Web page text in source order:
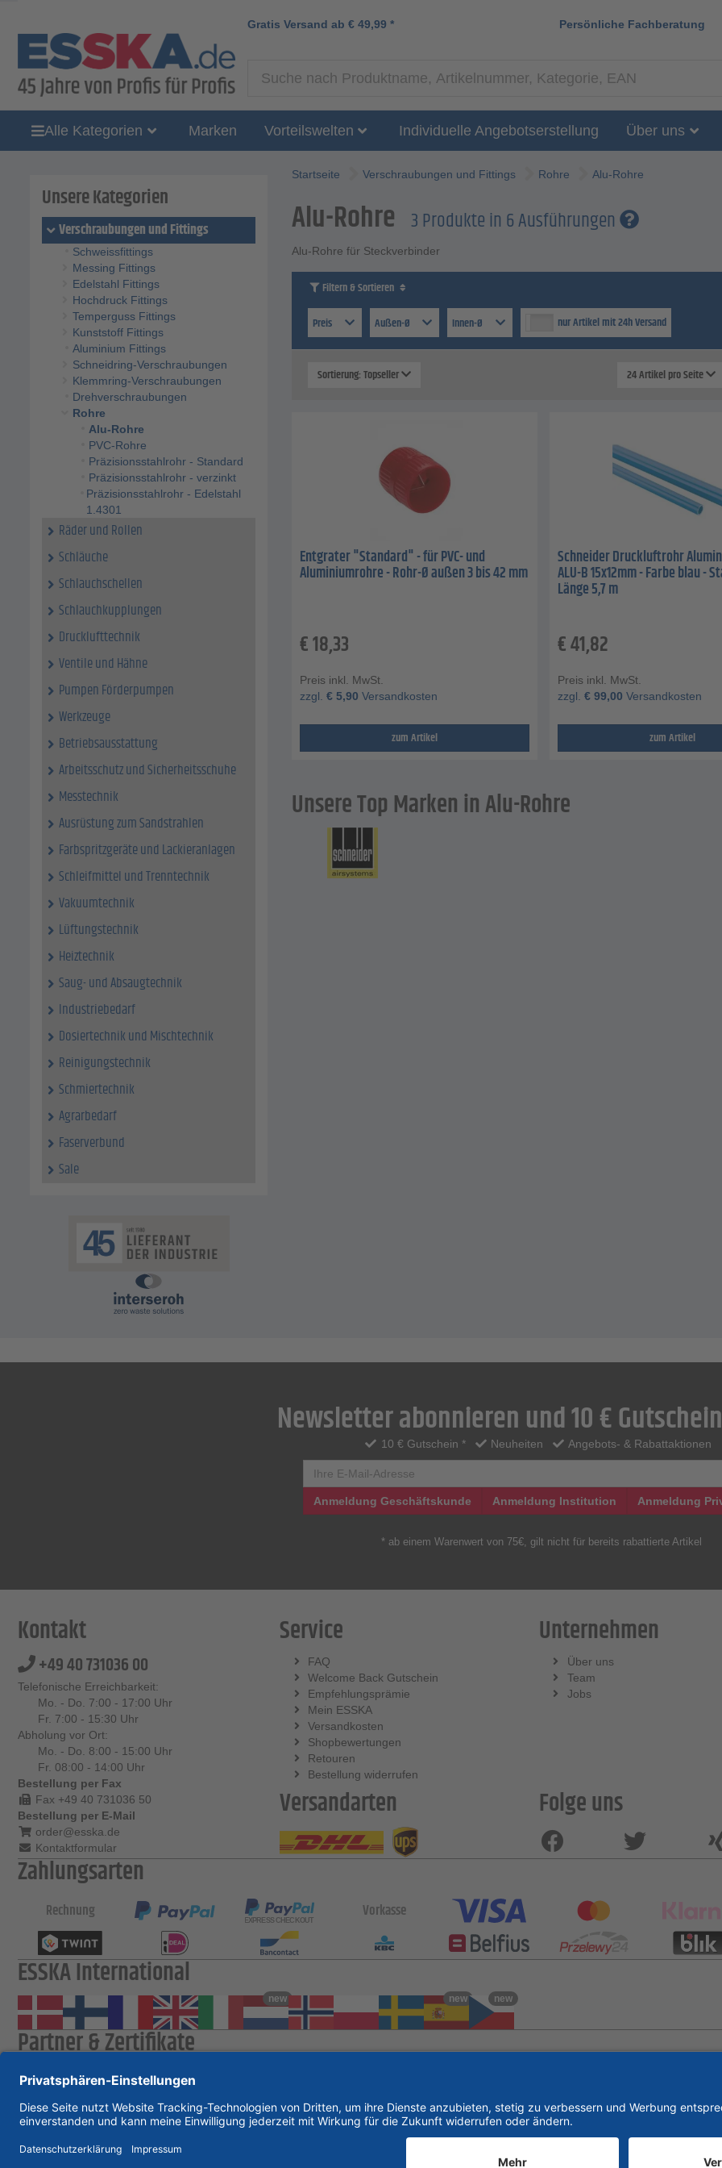
Gratis Versand ab € 49,99 * Persönliche Fachberatung
Alle Kategorien Marken Vorteilswelten Individuelle Angebotserstellung Über uns
Unsere Kategorien
Verschraubungen und Fittings
Schweissfittings
Messing Fittings
Edelstahl Fittings
Hochdruck Fittings
Temperguss Fittings
Kunststoff Fittings
Aluminium Fittings
Schneidring-Verschraubungen
Klemmring-Verschraubungen
Drehverschraubungen
Rohre
Alu-Rohre
PVC-Rohre
Präzisionsstahlrohr - Standard
Präzisionsstahlrohr - verzinkt
Präzisionsstahlrohr - Edelstahl
1.4301
Räder und Rollen
Schläuche
Schlauchschellen
Schlauchkupplungen
Drucklufttechnik
Ventile und Hähne
Pumpen Förderpumpen
Werkzeuge
Betriebsausstattung
Arbeitsschutz und Sicherheitsschuhe
Messtechnik
Ausrüstung zum Sandstrahlen
Farbspritzgeräte und Lackieranlagen
Schleifmittel und Trenntechnik
Vakuumtechnik
Lüftungstechnik
Heiztechnik
Saug- und Absaugtechnik
Industriebedarf
Dosiertechnik und Mischtechnik
Reinigungstechnik
Schmiertechnik
Agrarbedarf
Faserverbund
Sale
Startseite Verschraubungen und Fittings Rohre Alu-Rohre
Alu-Rohre 3 Produkte in 6 Ausführungen
Alu-Rohre für Steckverbinder
Filtern & Sortieren
Preis
Außen-Ø Innen-Ø nur Artikel mit 24h Versand
Sortierung: Topseller 24 Artikel pro Seite
Entgrater "Standard" - für PVC- und
Aluminiumrohre - Rohr-Ø außen 3 bis 42 mm
€18,33
Preis inkl. MwSt.
zzgl. € 5,90 Versandkosten
zum Artikel
Schneider Druckluftrohr
ALU-B 15x12mm - Farbe blau -
Länge 5,7 m
€41,82
Preis inkl. MwSt.
zzgl. € 99,00 Versandkosten
zum Artikel
Unsere Top Marken in Alu-Rohre
Newsletter abonnieren und 10 €
10 € Gutschein * Neuheiten Angebots- & Rabattaktionen
Anmeldung Geschäftskunde Anmeldung Institution Anmeldung
* ab einem Warenwert von 75€, gilt nicht für bereits rabattierte Artikel
Kontakt
+49 40 731036 00
Telefonische Erreichbarkeit:
Mo. - Do. 7:00 - 17:00 Uhr
Fr. 7:00 - 15:30 Uhr
Abholung vor Ort:
Mo. - Do. 8:00 - 15:00 Uhr
Fr. 08:00 - 14:00 Uhr
Bestellung per Fax
Fax +49 40 731036 50
Bestellung per E-Mail
order@esska.de
Kontaktformular
Service
FAQ
Welcome Back Gutschein
Empfehlungsprämie
Mein ESSKA
Versandkosten
Shopbewertungen
Retouren
Bestellung widerrufen
Unternehmen
Über uns
Team
Jobs
Versandarten
Folge uns
Zahlungsarten
Rechnung Vorkasse
ESSKA International
new new new
Partner & Zertifikate